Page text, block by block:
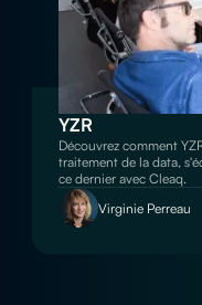
YZR
Découvrez comment
traitement de la data,
ce dernier avec Cleaq.
Virginie Perreau